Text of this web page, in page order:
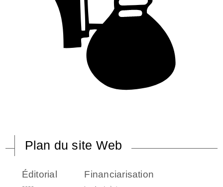
Plan du site Web
Éditorial Financiarisation